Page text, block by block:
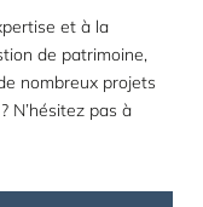
et à la
de patrimoine,
nombreux projets
N’hésitez pas à